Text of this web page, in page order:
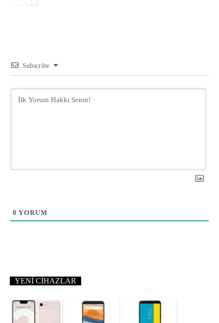
Subscribe
0 YORUM
YENI CIHAZLAR